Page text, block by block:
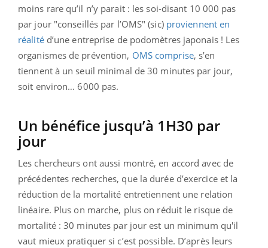
moins rare qu’il n’y parait : les soi-disant 10 000 pas
par jour "conseillés par l’OMS" (sic) proviennent en
réalitéd’une entreprise de podomètres japonais ! Les
organismes de prévention, OMS comprise, s’en
tiennent à un seuil minimal de 30 minutes par jour,
soit environ… 6000 pas.
Un bénéfice jusqu’à 1H30 par
jour
Les chercheurs ont aussi montré, en accord avec de
précédentes recherches, que la durée d’exercice et la
réduction de la mortalité entretiennent une relation
linéaire. Plus on marche, plus on réduit le risque de
mortalité : 30 minutes par jour est un minimum qu'il
vaut mieux pratiquer si c’est possible. D’après leurs